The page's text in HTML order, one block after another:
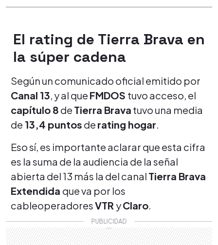
El rating de Tierra Brava en
la súper cadena
Según un comunicado oficial emitido por
Canal 13, y al que FMDOS tuvo acceso, el
capítulo 8 de Tierra Brava tuvo una media
de 13,4 puntos de rating hogar.
Eso sí, es importante aclarar que esta cifra
es la suma de la audiencia de la señal
abierta del 13 más la del canal Tierra Brava
Extendida que va por los
cableoperadoresVTR yClaro.